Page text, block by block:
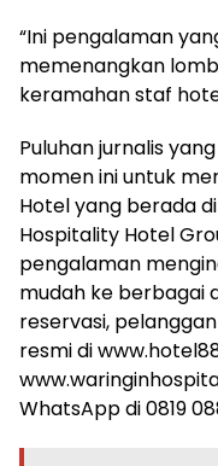
“Ini pengalaman
memenangkan
keramahan staf
Puluhan jurnalis
momen ini untuk
Hotel yang berada
Hospitality Hotel
pengalaman
mudah ke berbagai
reservasi,
resmi di
WhatsApp di 0819